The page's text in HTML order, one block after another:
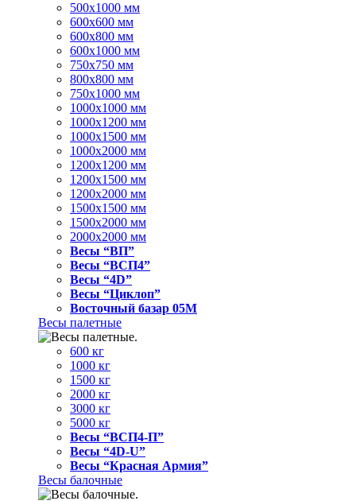
500x1000 мм
600x600 мм
600x800 мм
600x1000 мм
750x750 мм
800x800 мм
750x1000 мм
1000x1000 мм
1000x1200 мм
1000x1500 мм
1000x2000 мм
1200x1200 мм
1200x1500 мм
1200x2000 мм
1500x1500 мм
1500x2000 мм
2000x2000 мм
Весы “ВП”
Весы “ВСП4”
Весы “4D”
Весы “Циклоп”
Восточный базар 05M
Весы палетные
600 кг
1000 кг
1500 кг
2000 кг
3000 кг
5000 кг
Весы “ВСП4-П”
Весы “4D-U”
Весы “Красная Армия”
Весы балочные